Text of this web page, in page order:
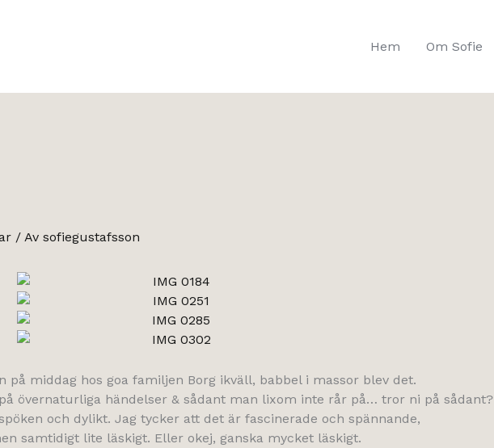
Hem Om Sofie
/ Av sofiegustafsson
på middag hos goa familjen Borg ikväll, babbel i massor blev det.
övernaturliga händelser & sådant man lixom inte rår på… tror ni på sådant?
och dylikt. Jag tycker att det är fascinerade och spännande,
samtidigt lite läskigt. Eller okej, ganska mycket läskigt.